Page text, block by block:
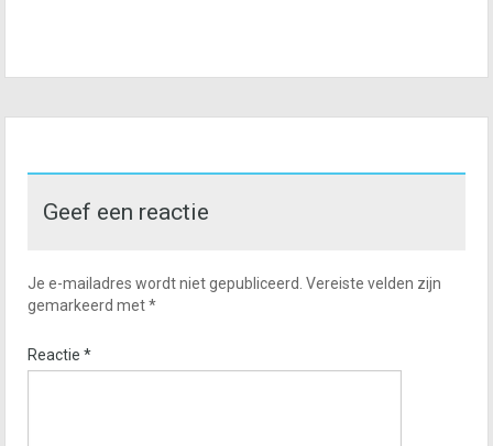
Geef een reactie
Je e-mailadres wordt niet gepubliceerd. Vereiste velden zijn
gemarkeerd met*
Reactie *